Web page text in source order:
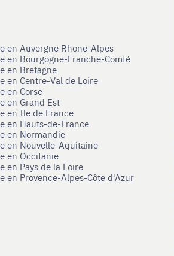
en Auvergne Rhone-Alpes
en Bourgogne-Franche-Comté
en Bretagne
en Centre-Val de Loire
en Corse
en Grand Est
en Ile de France
en Hauts-de-France
en Normandie
en Nouvelle-Aquitaine
en Occitanie
en Pays de la Loire
en Provence-Alpes-Côte d'Azur